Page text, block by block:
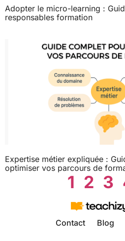
Adopter le micro-learning :
responsables formation
Expertise métier expliquée :
optimiser vos parcours de
1 2 3
Contact Blog